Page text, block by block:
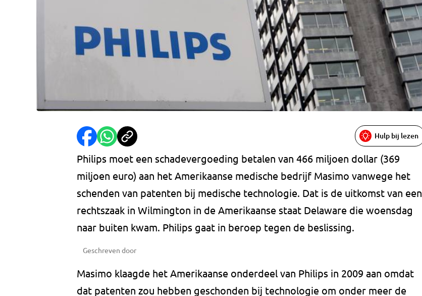
Hulp bij lezen
Philips moet een schadevergoeding betalen van 466 miljoen dollar (369
miljoen euro) aan het Amerikaanse medische bedrijf Masimo vanwege het
schenden van patenten bij medische technologie. Dat is de uitkomst van een
rechtszaak in Wilmington in de Amerikaanse staat Delaware die woensdag
naar buiten kwam. Philips gaat in beroep tegen de beslissing.
Geschreven door
Masimo klaagde het Amerikaanse onderdeel van Philips in 2009 aan omdat
dat patenten zou hebben geschonden bij technologie om onder meer de